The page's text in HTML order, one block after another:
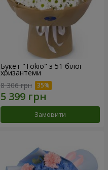
Букет "Tokio" з 51 білої
хризантеми
8 306 грн
Замовити